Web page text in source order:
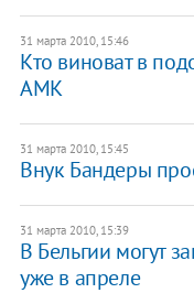
31 марта 2010, 15:46
Кто виноват в
АМК
31 марта 2010, 15:45
Внук Бандеры
31 марта 2010, 15:39
В Бельгии могут
уже в апреле